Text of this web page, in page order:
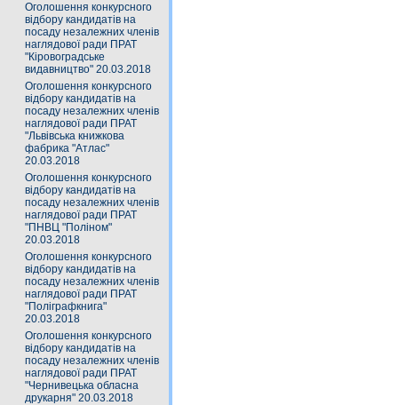
Оголошення конкурсного
відбору кандидатів на
посаду незалежних членів
наглядової ради ПРАТ
"Кіровоградське
видавництво" 20.03.2018
Оголошення конкурсного
відбору кандидатів на
посаду незалежних членів
наглядової ради ПРАТ
"Львівська книжкова
фабрика "Атлас"
20.03.2018
Оголошення конкурсного
відбору кандидатів на
посаду незалежних членів
наглядової ради ПРАТ
"ПНВЦ "Поліном"
20.03.2018
Оголошення конкурсного
відбору кандидатів на
посаду незалежних членів
наглядової ради ПРАТ
"Поліграфкнига"
20.03.2018
Оголошення конкурсного
відбору кандидатів на
посаду незалежних членів
наглядової ради ПРАТ
"Чернивецька обласна
друкарня" 20.03.2018